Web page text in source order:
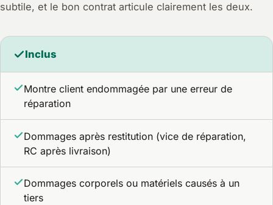
subtile, et le bon contrat articule clairement les deux.
Inclus
Montre client endommagée par une erreur de
réparation
Dommages après restitution (vice de réparation,
RC après livraison)
Dommages corporels ou matériels causés à un
tiers